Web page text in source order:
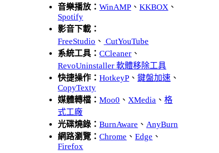
音樂播放：WinAMP 、KKBOX 、
Spotify
影音下載：
FreeStudio 、 CutYouTube
系統工具：CCleaner 、
RevoUninstaller 軟體移除工具
快捷操作：HotkeyP 、鍵盤加速 、
CopyTexty
媒體轉檔：Moo0 、 XMedia 、格
式工廠
光碟燒錄：BurnAware 、 AnyBurn
網路瀏覽：Chrome 、Edge 、
Firefox